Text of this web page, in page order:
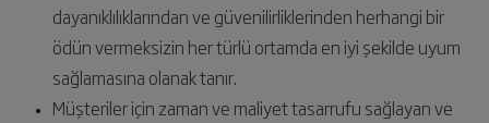
dayanıklılıklarından ve güvenilirliklerinden herhangi bir
ödün vermeksizin her türlü ortamda en iyi şekilde uyum
sağlamasına olanak tanır.
Müşteriler için zaman ve maliyet tasarrufu sağlayan ve